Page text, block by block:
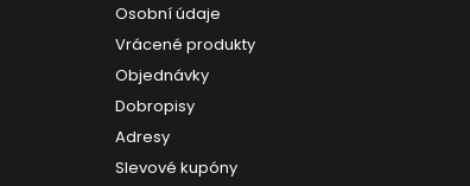
Osobní údaje
Vrácené produkty
Objednávky
Dobropisy
Adresy
Slevové kupóny